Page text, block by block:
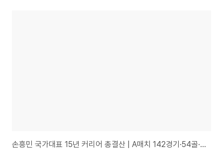
손흥민 국가대표 15년 커리어 총결산 | A매치 142경기·54골·4번의 월드컵 — 라스트 댄스 헌정글